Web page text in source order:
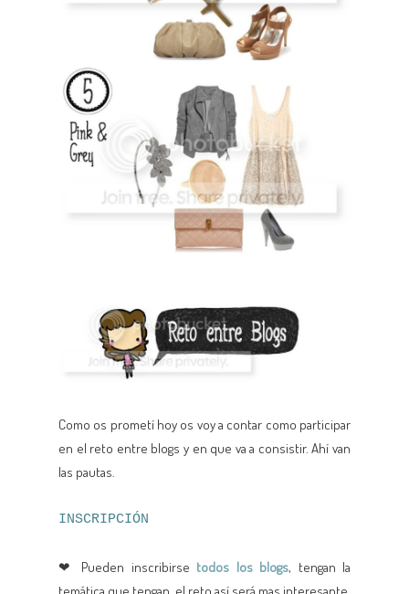
Como os prometí hoy os voy a contar como participar
en el reto entre blogs y en que va a consistir. Ahí van
las pautas.
INSCRIPCIÓN
❤ Pueden inscribirse todos los blogs, tengan la